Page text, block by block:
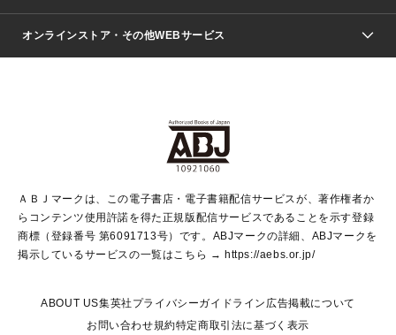
Vジャンプ
ジャンプルーキー！
ジャンプTOON
S-MANGA
集英社ジャンプリミックス
集英社コミック文庫
週刊ヤングジャンプ
ウルトラジャンプ
少女マンガ
リマコミ＋
マンガMeets
月刊オフィスユー
Seventeen
LEE
Marisol
T JAPAN:The New York Times Style Magazine
芸能・情報・スポーツ
パラスポ＋！
文芸・文庫・総合
青春と読書
アジア人物史
集英社新書
集英社新書プラス
よみタイ
ライトノベル・ノベライズ
集英社Webマガジン Cobalt
集英社オレンジ文庫
シフォン文庫
JUMP j BOOKS
集英社みらい文庫
S-KIDS.LAND
オンラインストア・その他WEBサービス
SHUEISHA MANGA-ART HERITAGE
HAPPY PLUS STORE
shueisha vox
SHOP Marisol
EDITOR'S LAB
ＡＢＪマークは、この電子書店・電子書籍配信サービスが、著作権者か
らコンテンツ使用許諾を得た正規版配信サービスであることを示す登録
商標（登録番号 第6091713号）です。ABJマークの詳細、ABJマークを
掲示しているサービスの一覧はこちら → https://aebs.or.jp/
ABOUT US集英社プライバシーガイドライン 広告掲載について
お問い合わせ規約特定商取引法に基づく表示